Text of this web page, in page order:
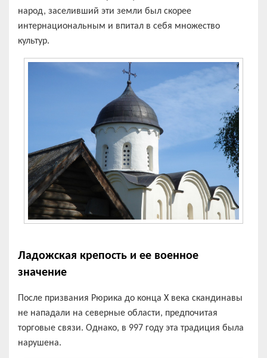
народ, заселивший эти земли был скорее
интернациональным и впитал в себя множество
культур.
Ладожская крепость и ее военное
значение
После призвания Рюрика до конца X века скандинавы
не нападали на северные области, предпочитая
торговые связи. Однако, в 997 году эта традиция была
нарушена.